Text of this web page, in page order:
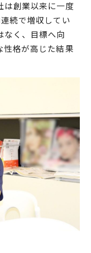
は創業以来に一度
続で増収してい
なく、目標へ向
性格が高じた結果